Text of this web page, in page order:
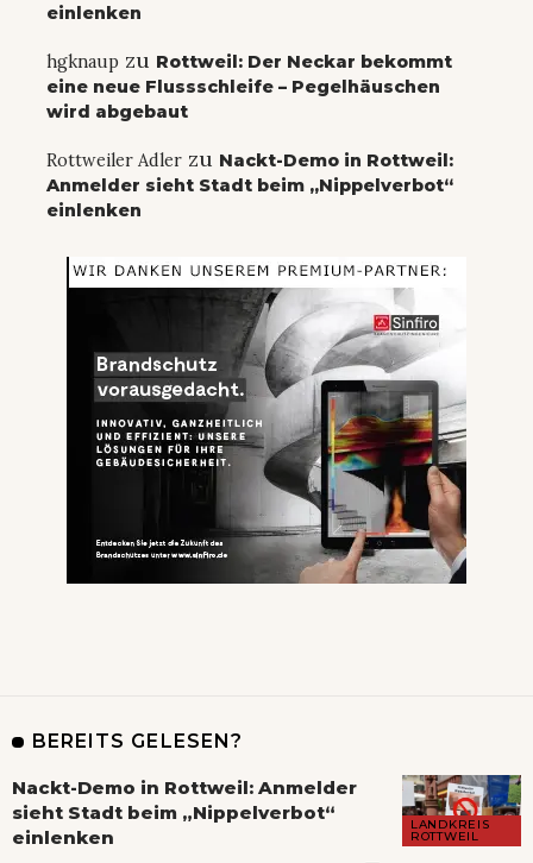
einlenken
hgknaup zu Rottweil: Der Neckar bekommt
eine neue Flussschleife – Pegelhäuschen
wird abgebaut
Rottweiler Adler zu Nackt-Demo in Rottweil:
Anmelder sieht Stadt beim „Nippelverbot“
einlenken
BEREITS GELESEN?
LANDKREIS
ROTTWEIL
Nackt-Demo in Rottweil: Anmelder
sieht Stadt beim „Nippelverbot“
einlenken